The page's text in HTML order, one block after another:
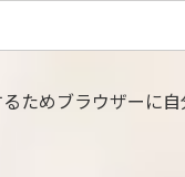
ためブラウザーに